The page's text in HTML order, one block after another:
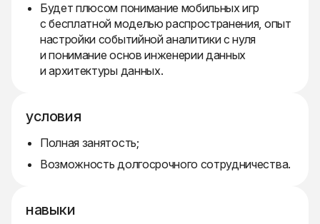
Будет плюсом понимание мобильных игр
с бесплатной моделью распространения, опыт
настройки событийной аналитики с нуля
и понимание основ инженерии данных
и архитектуры данных.
условия
Полная занятость;
Возможность долгосрочного сотрудничества.
навыки